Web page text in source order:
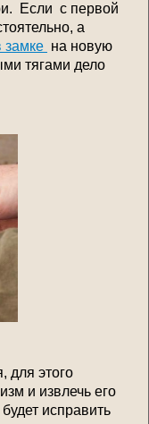
Если с первой
а
замке на новую
тягами дело
для этого
и извлечь его
исправить